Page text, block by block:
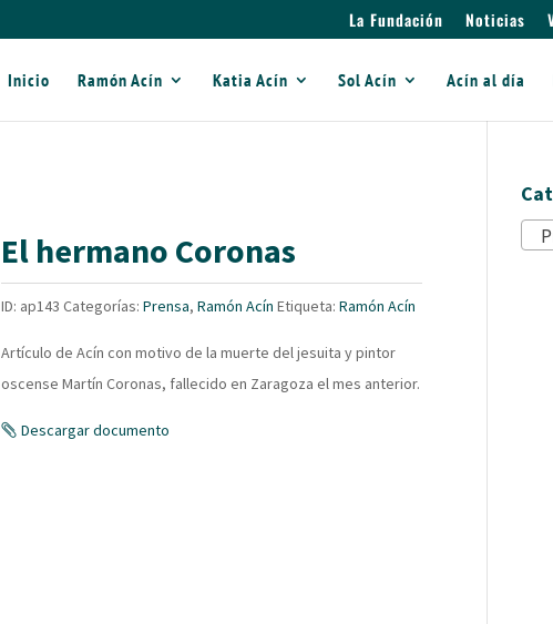
La Fundación Noticias
Inicio Ramón Acín Katia Acín Sol Acín Acín al día
El hermano Coronas
ID: ap143 Categorías:Prensa,Ramón Acín Etiqueta:Ramón Acín
Artículo de Acín con motivo de la muerte del jesuita y pintor
oscense Martín Coronas, fallecido en Zaragoza el mes anterior.
Descargar documento